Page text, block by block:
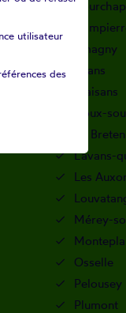
Emagny
Evans
Fraisans
Goux-
La
Lavans-
Les
Mérey-
Osselle
Pelousey
Plumont
utilisateur
des